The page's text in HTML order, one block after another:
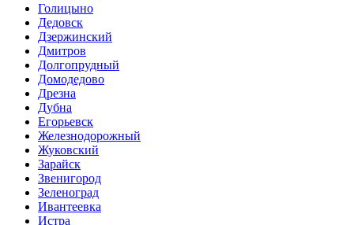
Голицыно
Дедовск
Дзержинский
Дмитров
Долгопрудный
Домодедово
Дрезна
Дубна
Егорьевск
Железнодорожный
Жуковский
Зарайск
Звенигород
Зеленоград
Ивантеевка
Истра